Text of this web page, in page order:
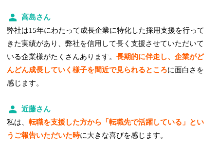
高島さん
弊社は15年にわたって成長企業に特化した採用支援を行って
きた実績があり、弊社を信用して長く支援させていただいて
いる企業様がたくさんあります。長期的に伴走し、企業がど
んどん成長していく様子を間近で見られるところに面白さを
感じます。
近藤さん
私は、転職を支援した方から「転職先で活躍している」とい
うご報告いただいた時に大きな喜びを感じます。